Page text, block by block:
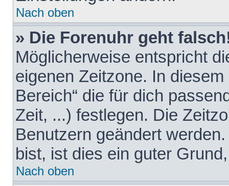
Nach oben
» Die Forenuhr geht
Möglicherweise entspricht
eigenen Zeitzone. In
Bereich“ die für dich
Zeit, ...) festlegen. Die
Benutzern geändert
bist, ist dies ein guter
Nach oben